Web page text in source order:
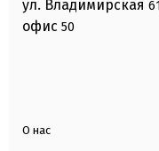
ул. Владимирская
офис 50
О нас